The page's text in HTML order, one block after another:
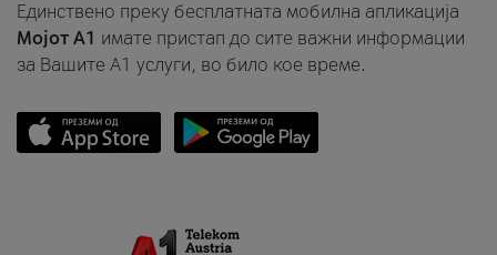
Единствено преку бесплатната мобилна апликација
Мојот A1 имате пристап до сите важни информации
за Вашите A1 услуги, во било кое време.